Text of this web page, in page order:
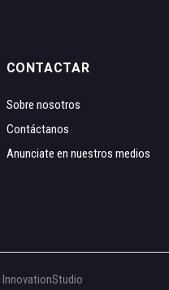
CONTACTAR
Sobre nosotros
Contáctanos
Anunciate en nuestros medios
InnovationStudio